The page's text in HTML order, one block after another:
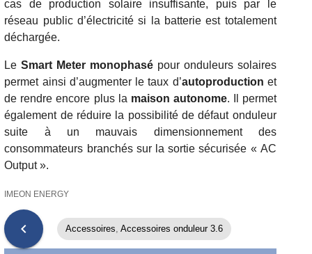
cas de production solaire insuffisante, puis par le
réseau public d’électricité si la batterie est totalement
déchargée.
LeSmart Meter monophasé pour onduleurs solaires
permet ainsi d’augmenter le taux d’autoproduction et
de rendre encore plus la maison autonome. Il permet
également de réduire la possibilité de défaut onduleur
suite à un mauvais dimensionnement des
consommateurs branchés sur la sortie sécurisée « AC
Output ».
IMEON ENERGY
chevron_left Accessoires ,Accessoires onduleur 3.6